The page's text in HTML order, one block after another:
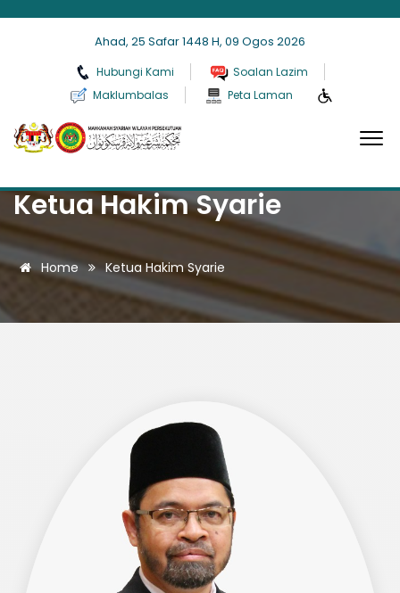
Ahad, 25 Safar 1448 H, 09 Ogos 2026
Hubungi Kami
Soalan Lazim
Maklumbalas
Peta Laman
Ketua Hakim Syarie
Home Ketua Hakim Syarie